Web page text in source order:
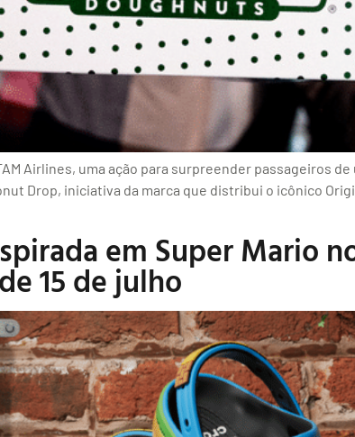
Airlines, uma ação para surpreender passageiros
Drop, iniciativa da marca que distribui o icônico
em Super Mario
15 de julho